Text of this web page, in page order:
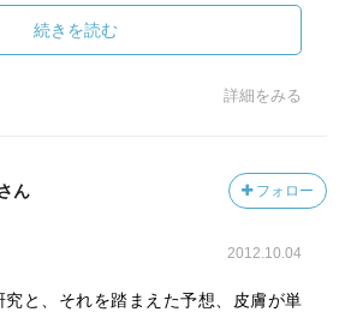
続きを読む
詳細をみる
ん フォロー
2012.10.04
と、それを踏まえた予想、皮膚が単